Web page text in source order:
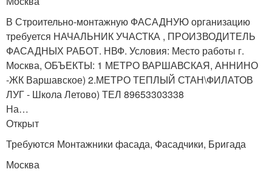
В Строительно-монтажную ФАСАДНУЮ организацию
требуется НАЧАЛЬНИК УЧАСТКА , ПРОИЗВОДИТЕЛЬ
ФАСАДНЫХ РАБОТ. НВФ. Условия: Место работы г.
Москва, ОБЪЕКТЫ: 1 МЕТРО ВАРШАВСКАЯ, АННИНО
-ЖК Варшавское) 2.МЕТРО ТЕПЛЫЙ СТАН\ФИЛАТОВ
ЛУГ - Школа Летово) ТЕЛ 89653303338
На…
Открыт
Требуются Монтажники фасада, Фасадчики, Бригада
Москва